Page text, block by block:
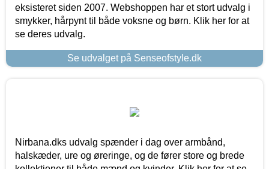
eksisteret siden 2007. Webshoppen har et stort udvalg i
smykker, hårpynt til både voksne og børn. Klik her for at
se deres udvalg.
Se udvalget på Senseofstyle.dk
Nirbana.dks udvalg spænder i dag over armbånd,
halskæder, ure og øreringe, og de fører store og brede